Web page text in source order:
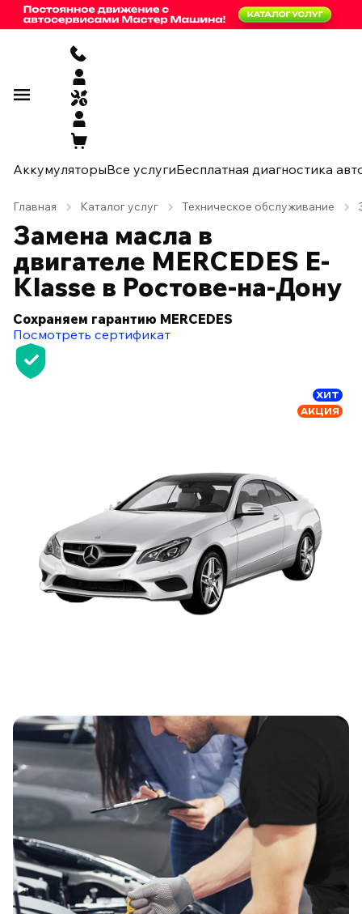
АккумуляторыВсе услугиБесплатная диагностика
Главная Каталог услуг Техническое обслуживание
Замена масла в
двигателе MERCEDES E-
Klasse в Ростове-на-Дону
Сохраняем гарантию MERCEDES
Посмотреть сертификат
ХИТ
АКЦИЯ